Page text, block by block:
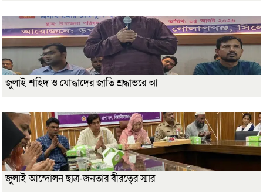
জুলাই শহিদ ও যোদ্ধাদের জাতি শ্রদ্ধাভরে আ
জুলাই আন্দোলন ছাত্র-জনতার বীরত্বের স্মার